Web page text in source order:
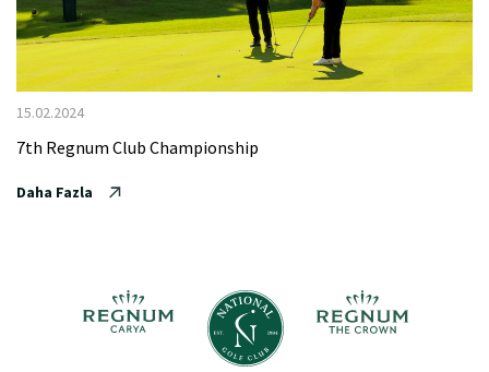
15.02.2024
7th Regnum Club Championship
Daha Fazla